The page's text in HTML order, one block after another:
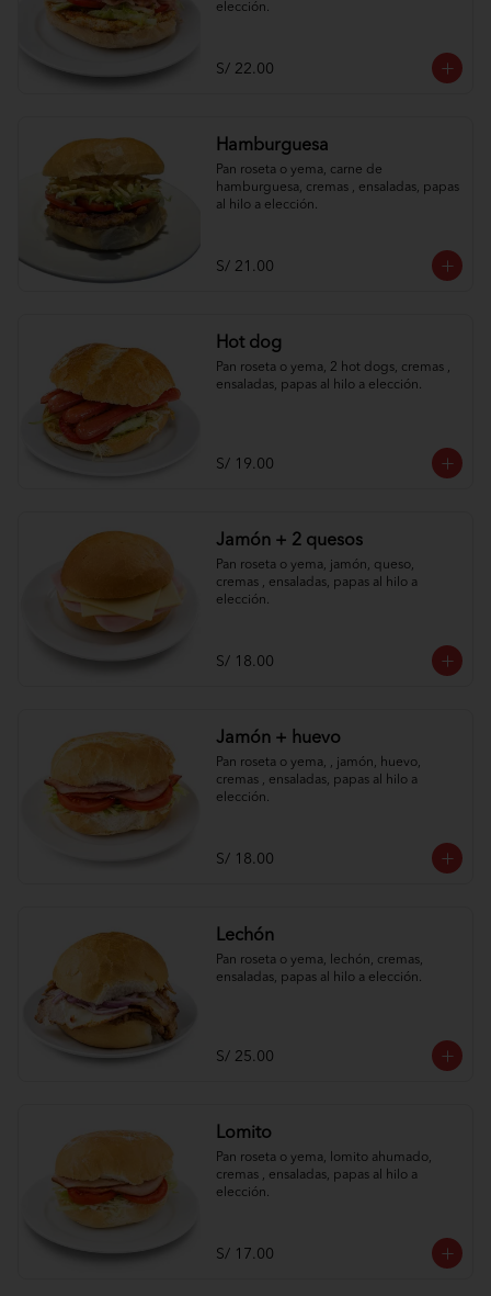
elección.
S/ 22.00
Hamburguesa
Pan roseta o yema, carne de
hamburguesa, cremas , ensaladas, papas
al hilo a elección.
S/ 21.00
Hot dog
Pan roseta o yema, 2 hot dogs, cremas ,
ensaladas, papas al hilo a elección.
S/ 19.00
Jamón + 2 quesos
Pan roseta o yema, jamón, queso,
cremas , ensaladas, papas al hilo a
elección.
S/ 18.00
Jamón + huevo
Pan roseta o yema, , jamón, huevo,
cremas , ensaladas, papas al hilo a
elección.
S/ 18.00
Lechón
Pan roseta o yema, lechón, cremas,
ensaladas, papas al hilo a elección.
S/ 25.00
Lomito
Pan roseta o yema, lomito ahumado,
cremas , ensaladas, papas al hilo a
elección.
S/ 17.00